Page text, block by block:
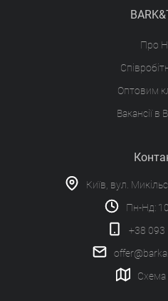
Про
Оптовим
Вакансії в
Київ, вул.
Пн-Нд:
+38 093
Схема